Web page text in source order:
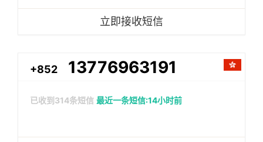
立即接收短信
+852 13776963191
已收到 314条短信 最近一条短信:14小时前